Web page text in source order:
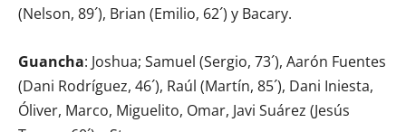
(Nelson, 89´), Brian (Emilio, 62´) y Bacary.
Guancha: Joshua; Samuel (Sergio, 73´), Aarón Fuentes
(Dani Rodríguez, 46´), Raúl (Martín, 85´), Dani Iniesta,
Óliver, Marco, Miguelito, Omar, Javi Suárez (Jesús